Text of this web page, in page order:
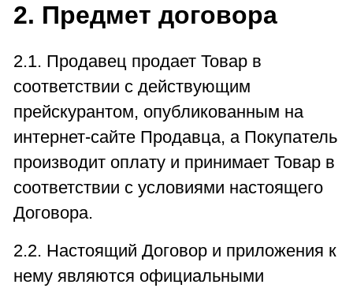
2. Предмет договора
2.1. Продавец продает Товар в
соответствии с действующим
прейскурантом, опубликованным на
интернет-сайте Продавца, а Покупатель
производит оплату и принимает Товар в
соответствии с условиями настоящего
Договора.
2.2. Настоящий Договор и приложения к
нему являются официальными